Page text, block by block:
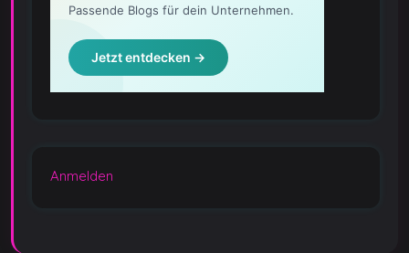
Anmelden